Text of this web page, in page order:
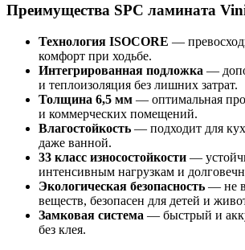
Преимущества SPC ламината
Технология ISOCORE —
комфорт при ходьбе.
Интегрированная подложка —
и теплоизоляция без лишних затрат.
Толщина 6,5 мм — оптимальная
и коммерческих помещений.
Влагостойкость — подходит для
даже ванной.
33 класс износостойкости —
интенсивным нагрузкам и
Экологическая безопасность — не
веществ, безопасен для детей и
Замковая система — быстрый и
без клея.